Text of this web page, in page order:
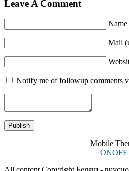
Leave A Comment
Mail
Notify me of followup comments
Mobile
ONOFF